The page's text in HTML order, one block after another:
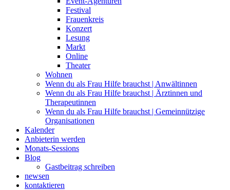
Festival
Frauenkreis
Konzert
Lesung
Markt
Online
Theater
Wohnen
Wenn du als Frau Hilfe brauchst | Anwältinnen
Wenn du als Frau Hilfe brauchst | Ärztinnen und
Therapeutinnen
Wenn du als Frau Hilfe brauchst | Gemeinnützige
Organisationen
Kalender
Anbieterin werden
Monats-Sessions
Blog
Gastbeitrag schreiben
newsen
kontaktieren